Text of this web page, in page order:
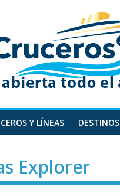
Y LÍNEAS DESTINOS
Explorer